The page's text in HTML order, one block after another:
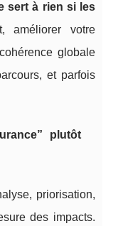
sert à rien si les
améliorer votre
globale
et parfois
plutôt
priorisation,
des impacts.